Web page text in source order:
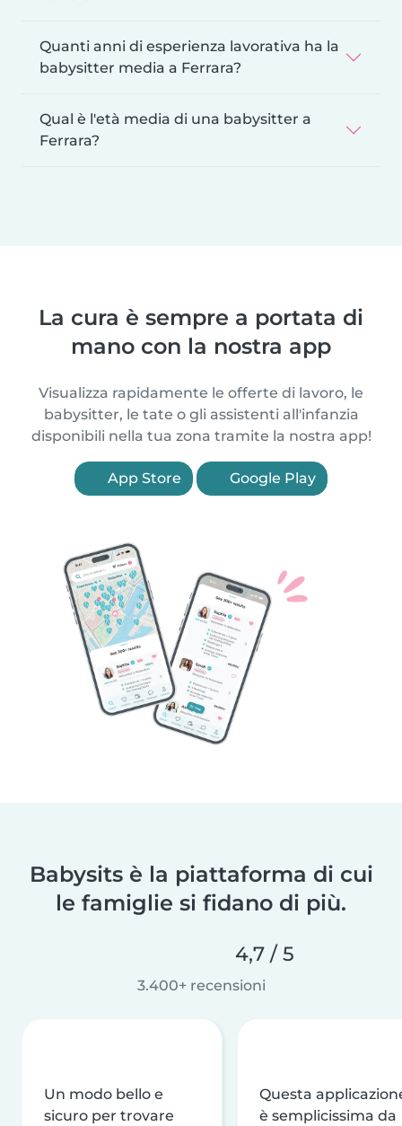
Quanti anni di esperienza lavorativa ha la
babysitter media a Ferrara?
Qual è l'età media di una babysitter a
Ferrara?
La cura è sempre a portata di
mano con la nostra app
Visualizza rapidamente le offerte di lavoro, le
babysitter, le tate o gli assistenti all'infanzia
disponibili nella tua zona tramite la nostra app!
App Store Google Play
Babysits è la piattaforma di cui
le famiglie si fidano di più.
4,7 / 5
3.400+ recensioni
Un modo bello e
sicuro per trovare
Questa
è semplicissima da